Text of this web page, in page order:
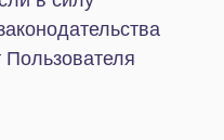
для
с чем
тем, что